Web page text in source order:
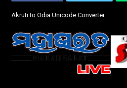
Akruti to Odia Unicode Converter